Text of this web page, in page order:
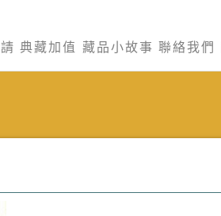
典藏加值 藏品小故事 聯絡我們